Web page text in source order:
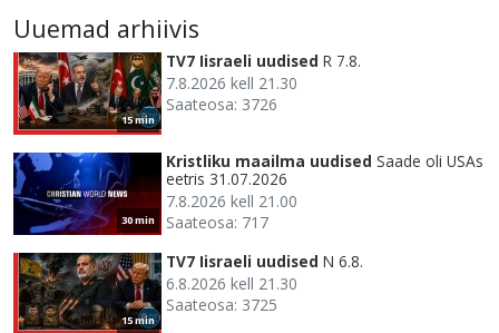
Uuemad arhiivis
15 min
TV7 Iisraeli uudised R 7.8.
7.8.2026 kell 21.30
Saateosa: 3726
30 min
Kristliku maailma uudised Saade oli USAs
eetris 31.07.2026
7.8.2026 kell 21.00
Saateosa: 717
15 min
TV7 Iisraeli uudised N 6.8.
6.8.2026 kell 21.30
Saateosa: 3725